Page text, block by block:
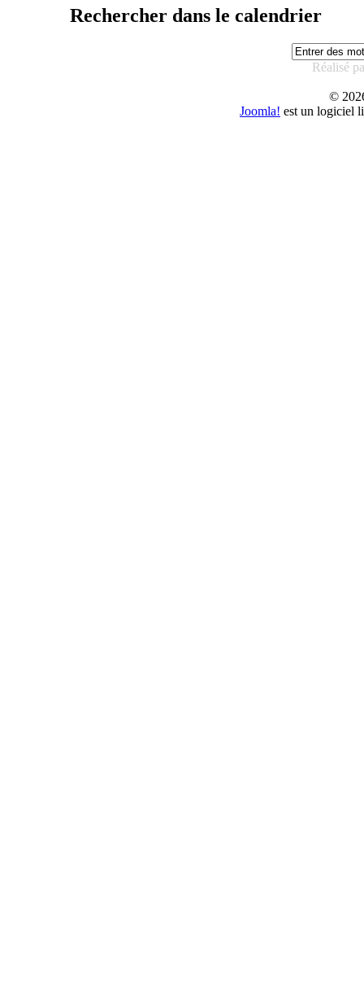
Rechercher dans le calendrier
Réalisé
©
Joomla! est un logiciel